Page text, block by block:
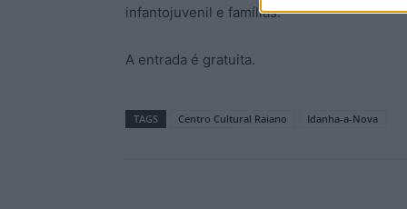
infantojuvenil e famílias.
A entrada é gratuita.
TAGS Centro Cultural Raiano Idanha-a-Nova